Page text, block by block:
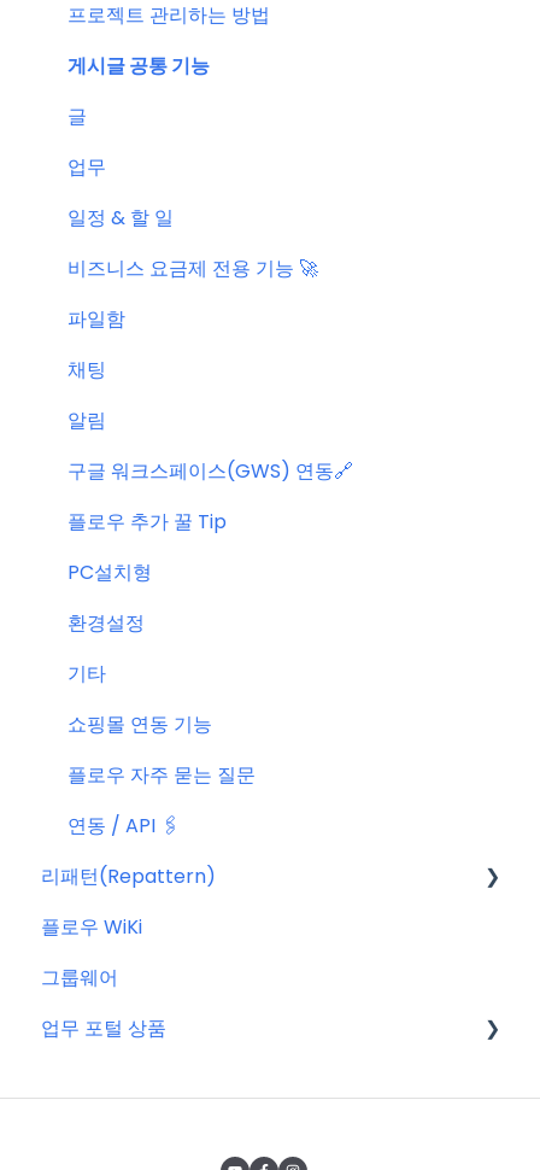
KT cloud BizWorks 서버 작업
공지 관련 자주 묻는 질문
프로젝트 관리하는 방법
게시글 공통 기능
글
업무
일정 & 할 일
비즈니스 요금제 전용 기능 🚀
파일함
채팅
알림
구글 워크스페이스(GWS) 연동🔗
플로우 추가 꿀 Tip
PC설치형
환경설정
기타
쇼핑몰 연동 기능
플로우 자주 묻는 질문
연동 / API 🖇️
리패턴(Repattern)
리패턴(Repattern) (NEW)
리패턴 기본 AI 기능
플로우 WiKi
그룹웨어
업무 포털 상품